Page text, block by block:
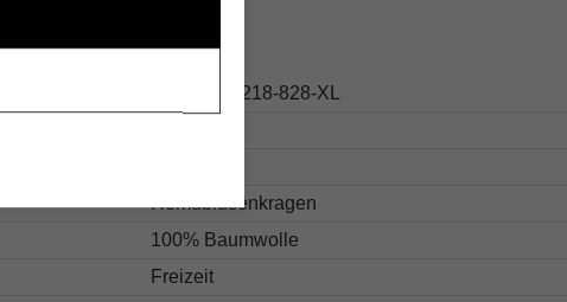
126.16051218-828-XL
Hemdblusenkragen
100% Baumwolle
Freizeit